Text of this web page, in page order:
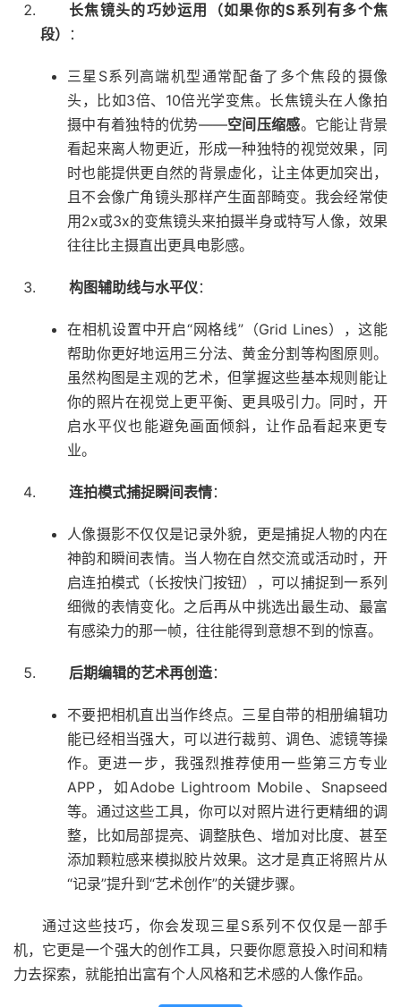
长焦镜头的巧妙运用（如果你的S系列有多个焦
段）
：
三星S系列高端机型通常配备了多个焦段的摄像
头，比如3倍、10倍光学变焦。长焦镜头在人像拍
摄中有着独特的优势——空间压缩感。它能让背景
看起来离人物更近，形成一种独特的视觉效果，同
时也能提供更自然的背景虚化，让主体更加突出，
且不会像广角镜头那样产生面部畸变。我会经常使
用2x或3x的变焦镜头来拍摄半身或特写人像，效果
往往比主摄直出更具电影感。
构图辅助线与水平仪：
在相机设置中开启“网格线”（Grid Lines），这能
帮助你更好地运用三分法、黄金分割等构图原则。
虽然构图是主观的艺术，但掌握这些基本规则能让
你的照片在视觉上更平衡、更具吸引力。同时，开
启水平仪也能避免画面倾斜，让作品看起来更专
业。
连拍模式捕捉瞬间表情：
人像摄影不仅仅是记录外貌，更是捕捉人物的内在
神韵和瞬间表情。当人物在自然交流或活动时，开
启连拍模式（长按快门按钮），可以捕捉到一系列
细微的表情变化。之后再从中挑选出最生动、最富
有感染力的那一帧，往往能得到意想不到的惊喜。
后期编辑的艺术再创造：
不要把相机直出当作终点。三星自带的相册编辑功
能已经相当强大，可以进行裁剪、调色、滤镜等操
作。更进一步，我强烈推荐使用一些第三方专业
APP，如Adobe Lightroom Mobile、Snapseed
等。通过这些工具，你可以对照片进行更精细的调
整，比如局部提亮、调整肤色、增加对比度、甚至
添加颗粒感来模拟胶片效果。这才是真正将照片从
“记录”提升到“艺术创作”的关键步骤。
通过这些技巧，你会发现三星S系列不仅仅是一部手
机，它更是一个强大的创作工具，只要你愿意投入时间和精
力去探索，就能拍出富有个人风格和艺术感的人像作品。